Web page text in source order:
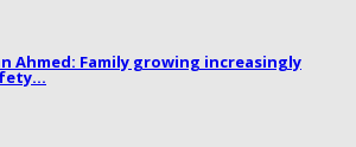
Ahmed: Family growing increasingly